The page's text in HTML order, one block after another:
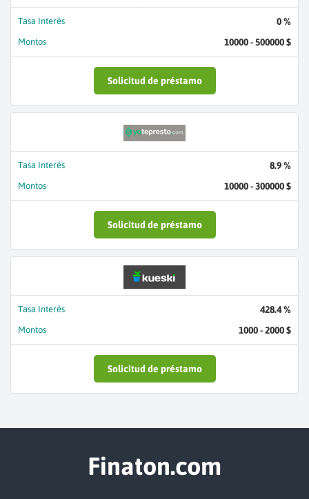
Tasa Interés 0 %
Montos 10000 - 500000 $
Solicitud de préstamo
Tasa Interés 8.9 %
Montos 10000 - 300000 $
Solicitud de préstamo
Tasa Interés 428.4 %
Montos 1000 - 2000 $
Solicitud de préstamo
Finaton.com